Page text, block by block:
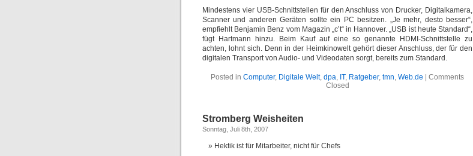
Mindestens vier USB-Schnittstellen für den Anschluss von Drucker, Digitalkamera,
Scanner und anderen Geräten sollte ein PC besitzen. „Je mehr, desto besser“,
empfiehlt Benjamin Benz vom Magazin „c’t“ in Hannover. „USB ist heute Standard“,
fügt Hartmann hinzu. Beim Kauf auf eine so genannte HDMI-Schnittstelle zu
achten, lohnt sich. Denn in der Heimkinowelt gehört dieser Anschluss, der für den
digitalen Transport von Audio- und Videodaten sorgt, bereits zum Standard.
Posted in Computer, Digitale Welt, dpa, IT, Ratgeber, tmn, Web.de
Comments
Closed
Stromberg Weisheiten
Sonntag, Juli 8th, 2007
Hektik ist für Mitarbeiter, nicht für Chefs